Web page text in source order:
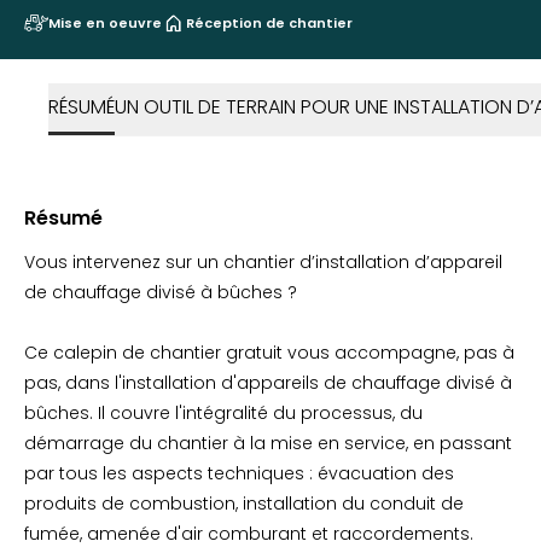
Mise en oeuvre Réception de chantier
RÉSUMÉUN OUTIL DE TERRAIN POUR UNE INSTALLATION
Résumé
Vous intervenez sur un chantier d’installation d’appareil
de chauffage divisé à bûches ?
Ce calepin de chantier gratuit vous accompagne, pas à
pas, dans l'installation d'appareils de chauffage divisé à
bûches. Il couvre l'intégralité du processus, du
démarrage du chantier à la mise en service, en passant
par tous les aspects techniques : évacuation des
produits de combustion, installation du conduit de
fumée, amenée d'air comburant et raccordements.